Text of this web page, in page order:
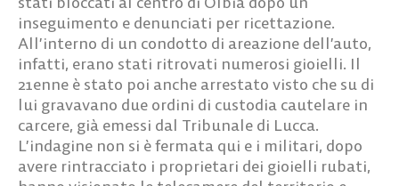
inseguimento e denunciati per ricettazione.
All’interno di un condotto di areazione dell’auto,
infatti, erano stati ritrovati numerosi gioielli. Il
21enne è stato poi anche arrestato visto che su di
lui gravavano due ordini di custodia cautelare in
carcere, già emessi dal Tribunale di Lucca.
L’indagine non si è fermata qui e i militari, dopo
avere rintracciato i proprietari dei gioielli rubati,